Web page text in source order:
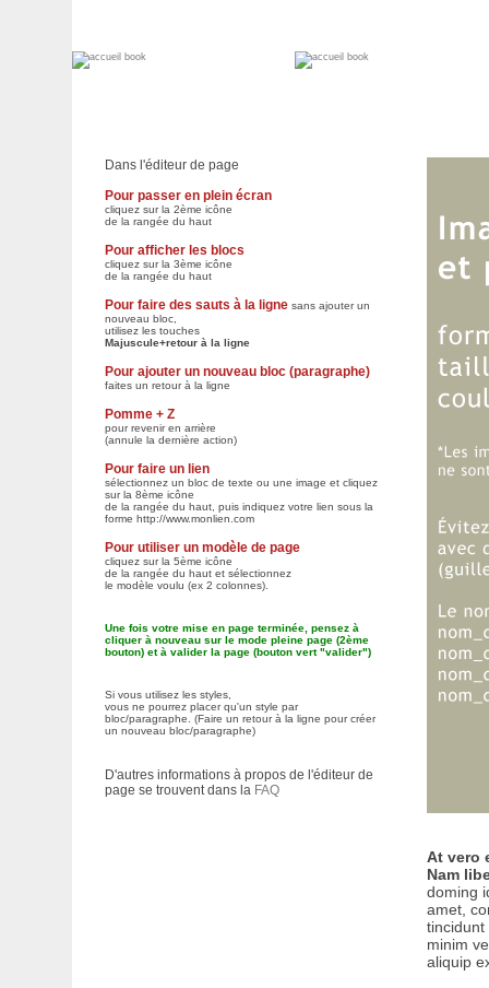
Dans l'éditeur de page
Pour passer en plein écran
cliquez sur la 2ème icône
de la rangée du haut
Pour afficher les blocs
cliquez sur la 3ème icône
de la rangée du haut
Pour faire des sauts à la ligne sans ajouter un
nouveau bloc,
utilisez les touches
Majuscule+retour à la ligne
Pour ajouter un nouveau bloc (paragraphe)
faites un retour à la ligne
Pomme + Z
pour revenir en arrière
(annule la dernière action)
Pour faire un lien
sélectionnez un bloc de texte ou une image et cliquez
sur la 8ème icône
de la rangée du haut, puis indiquez votre lien sous la
forme http://www.monlien.com
Pour utiliser un modèle de page
cliquez sur la 5ème icône
de la rangée du hautet sélectionnez
le modèle voulu (ex 2 colonnes).
Une fois votre mise en page terminée, pensez à
cliquer à nouveau sur le mode pleine page (2ème
bouton) et à valider la page (bouton vert "valider")
Si vous utilisez les styles,
vous ne pourrez placer qu'un style par
bloc/paragraphe.
(Faire un retour à la ligne pour créer
un nouveau bloc/paragraphe)
D'autres informations à propos de l'éditeur de
page se trouvent dans la FAQ
At vero
Nam
doming
amet,
tincidunt
minim
aliquip